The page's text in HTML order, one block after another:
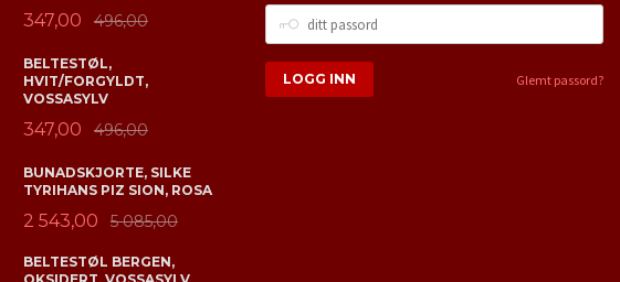
347,00 496,00
BELTESTØL,
HVIT/FORGYLDT,
VOSSASYLV
347,00 496,00
BUNADSKJORTE, SILKE
TYRIHANS PIZ SION, ROSA
2 543,00 5 085,00
BELTESTØL BERGEN,
PASSORD
Glemt passord?